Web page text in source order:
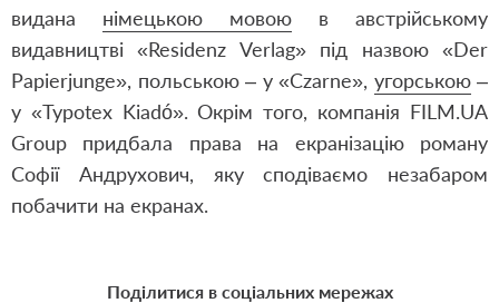
видана німецькою мовою в австрійському
видавництві «Residenz Verlag» під назвою «Der
Papierjunge», польською – у «Сzarne», угорською–
у «Typotex Kiadó». Окрім того, компанія FILM.UA
Group придбала права на екранізацію роману
Софії Андрухович, яку сподіваємо незабаром
побачити на екранах.
Поділитися в соціальних мережах